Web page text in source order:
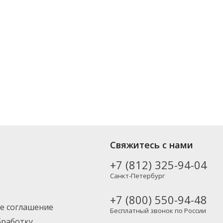
производителей, включая новинки. Вы можете выбрать
в Москву и другие регионы России – партнерской транспортной
соглашение
Свяжитесь с нами
+7 (812) 325-94-04
Санкт-Петербург
+7 (800) 550-94-48
Бесплатный звонок по России